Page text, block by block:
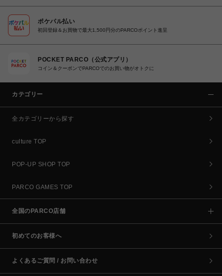
ポケパル払い
初回登録＆お買物で最大1,500円分のPARCOポイント進呈
POCKET PARCO（公式アプリ）
コイン＆クーポンでPARCOでのお買い物がオトクに
カテゴリー
全カテゴリーから探す
culture TOP
POP-UP SHOP TOP
PARCO GAMES TOP
全国のPARCO店舗
初めてのお客様へ
よくあるご質問 / お問い合わせ